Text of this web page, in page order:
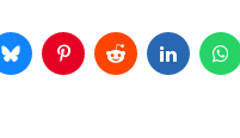
BlueskyPinterest
Reddit